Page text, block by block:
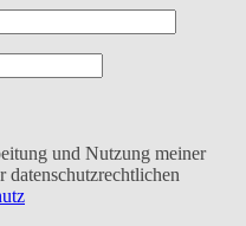
und Nutzung meiner
datenschutzrechtlichen